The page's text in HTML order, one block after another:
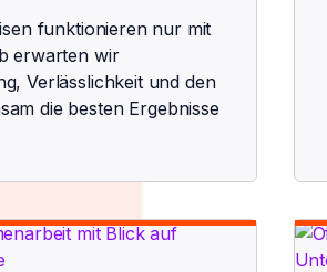
funktionieren nur mit
erwarten wir
Verlässlichkeit und den
die besten Ergebnisse